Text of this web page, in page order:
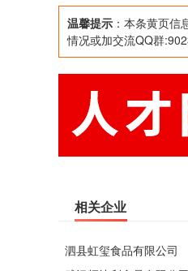
温馨提示 ：本条黄页
情况或加交流QQ群
相关企业
泗县虹玺食品有限公司